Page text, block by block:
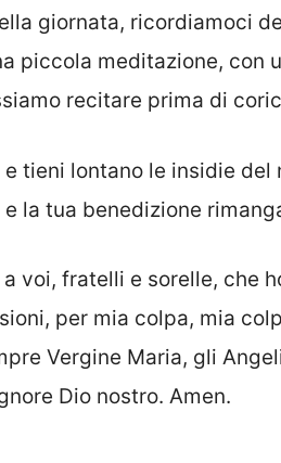
giornata, ricordiamoci
piccola meditazione, con
recitare prima di
tieni lontano le insidie del
la tua benedizione
voi, fratelli e sorelle, che
per mia colpa, mia
Vergine Maria, gli
Dio nostro. Amen.